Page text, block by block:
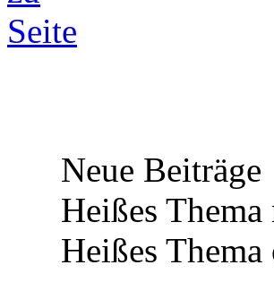
Neue Beiträge
Heißes
Heißes